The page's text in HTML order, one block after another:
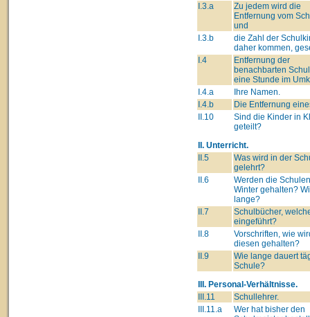
I.3.a
Zu jedem wird die
Entfernung vom
und
I.3.b
die Zahl der
daher kommen,
I.4
Entfernung der
benachbarten
eine Stunde im
I.4.a
Ihre Namen.
I.4.b
Die Entfernung
II.10
Sind die Kinder in
geteilt?
II. Unterricht.
II.5
Was wird in der
gelehrt?
II.6
Werden die
Winter gehalten?
lange?
II.7
Schulbücher,
eingeführt?
II.8
Vorschriften, wie
diesen gehalten?
II.9
Wie lange dauert
Schule?
III. Personal-Verhältnisse.
III.11
Schullehrer.
III.11.a
Wer hat bisher den